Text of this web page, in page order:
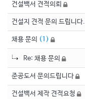
건설백서 견적의뢰
건설지 견적 문의 드립니다.
채용 문의 (1 )
Re: 채용 문의
준공도서 문의드립니다
건설백서 제작 견적요청